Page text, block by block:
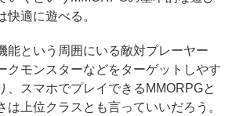
快適に遊べる。
という周囲にいる敵対プレーヤー
クモンスターなどをターゲットしやす
、スマホでプレイできるMMORPGと
は上位クラスとも言っていいだろう。